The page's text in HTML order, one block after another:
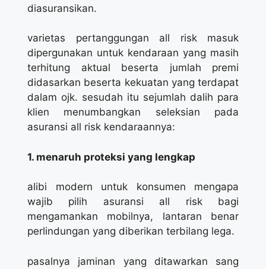
diasuransikan.
varietas pertanggungan all risk masuk
dipergunakan untuk kendaraan yang masih
terhitung aktual beserta jumlah premi
didasarkan beserta kekuatan yang terdapat
dalam ojk. sesudah itu sejumlah dalih para
klien menumbangkan seleksian pada
asuransi all risk kendaraannya:
1. menaruh proteksi yang lengkap
alibi modern untuk konsumen mengapa
wajib pilih asuransi all risk bagi
mengamankan mobilnya, lantaran benar
perlindungan yang diberikan terbilang lega.
pasalnya jaminan yang ditawarkan sang